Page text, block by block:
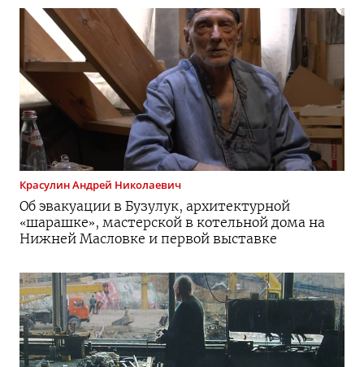
КрасулинАндрей Николаевич
Об эвакуации в Бузулук, архитектурной
«шарашке», мастерской в котельной дома на
Нижней Масловке и первой выставке